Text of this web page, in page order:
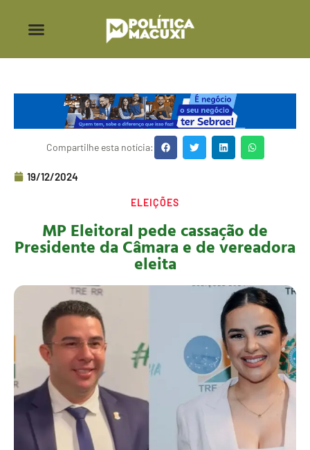
Compartilhe esta notícia:
19/12/2024
ELEIÇÕES
MP Eleitoral pede cassação de
Presidente da Câmara e de vereadora
eleita